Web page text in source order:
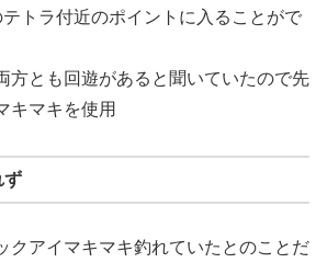
トラ付近のポイントに入ることがで
方とも回遊があると聞いていたので先
キマキを使用
ず
クアイマキマキ釣れていたとのことだ